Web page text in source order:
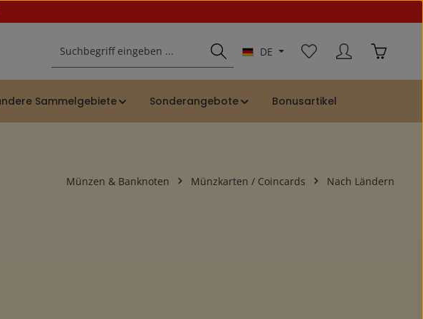
DE
Du hast 0 Produkte auf
Sammelgebiete Sonderangebote Bonusartikel
Münzen & Banknoten Münzkarten / Coincards Nach Ländern